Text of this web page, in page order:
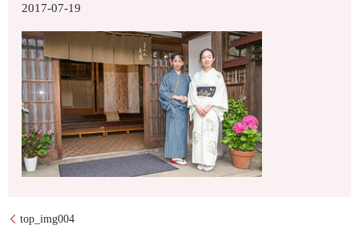
2017-07-19
top_img004